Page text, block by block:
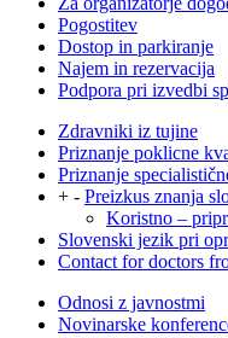
Pogostitev
Dostop in parkiranje
Najem in rezervacija
Podpora pri izvedbi
Zdravniki iz tujine
Priznanje poklicne
Priznanje
+ - Preizkus znanja
Koristno –
Slovenski jezik pri
Contact for doctors
Odnosi z javnostmi
Novinarske